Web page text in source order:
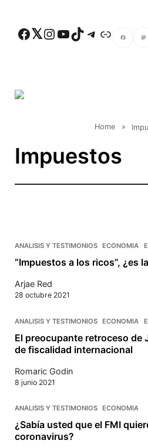
Facebook Twitter Instagram YouTube TikTok Telegram Enlace
Home »
Impuestos
ANALISIS Y TESTIMONIOS ECONOMIA
“Impuestos a los ricos”, ¿es
Arjae Red
28 octubre 2021
ANALISIS Y TESTIMONIOS ECONOMIA
El preocupante retroceso de
de fiscalidad internacional
Romaric Godin
8 junio 2021
ANALISIS Y TESTIMONIOS ECONOMIA
¿Sabía usted que el FMI
coronavirus?